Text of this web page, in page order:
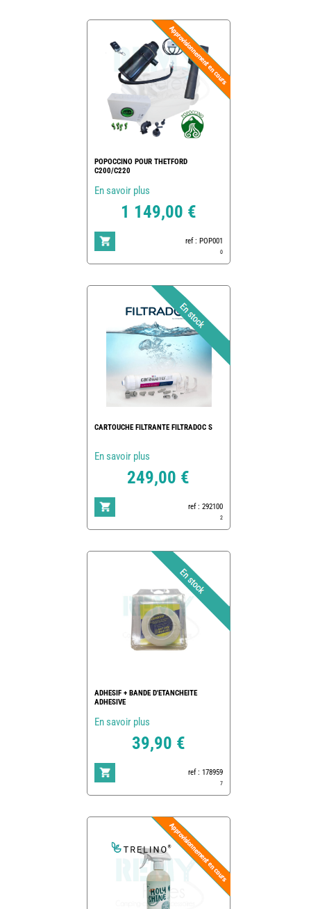
POPOCCINO POUR THETFORD
C200/C220
En savoir plus
1 149,00 €
ref : POP001
0
CARTOUCHE FILTRANTE FILTRADOC S
En savoir plus
249,00 €
ref : 292100
2
ADHESIF + BANDE D'ETANCHEITE
ADHESIVE
En savoir plus
39,90 €
ref : 178959
7